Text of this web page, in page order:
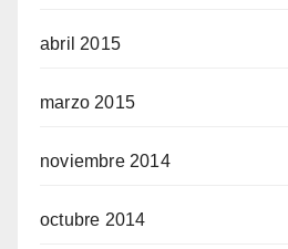
abril 2015
marzo 2015
noviembre 2014
octubre 2014